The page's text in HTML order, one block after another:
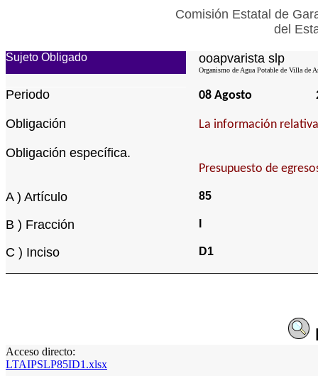
Comisión Estatal de
del
Sujeto Obligado ooapvarista slp
Organismo de Agua Potable de Villa de
Periodo 08 Agosto
Obligación La información
Obligación específica.
Presupuesto de
A ) Artículo 85
B ) Fracción
C ) Inciso D1
Acceso directo:
LTAIPSLP85ID1.xlsx